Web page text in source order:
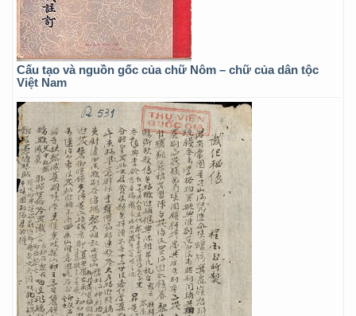
Cấu tạo và nguồn gốc của chữ Nôm – chữ của dân tộc
Việt Nam